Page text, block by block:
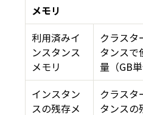
メモリ
利用済みイ
ンスタンス
メモリ
クラスタ
タンスで
量（GB
インスタン
スの残存メ
クラスタ
タンスの